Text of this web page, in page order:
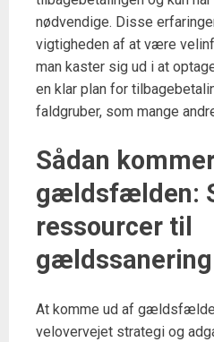
nødvendige. Disse
vigtigheden af at være
man kaster sig ud i at
en klar plan for
faldgruber, som mange
Sådan
gældsfælden:
ressourcer til
gældssanering
At komme ud af
velovervejet strategi og